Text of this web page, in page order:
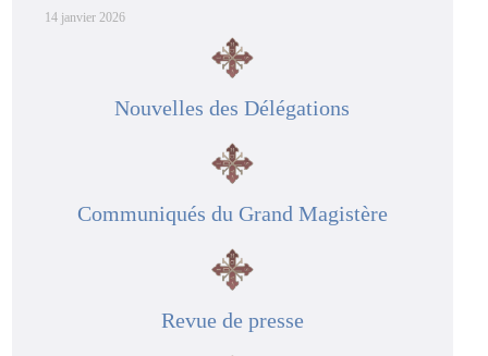
14 janvier 2026
Nouvelles des Délégations
Communiqués du Grand Magistère
Revue de presse